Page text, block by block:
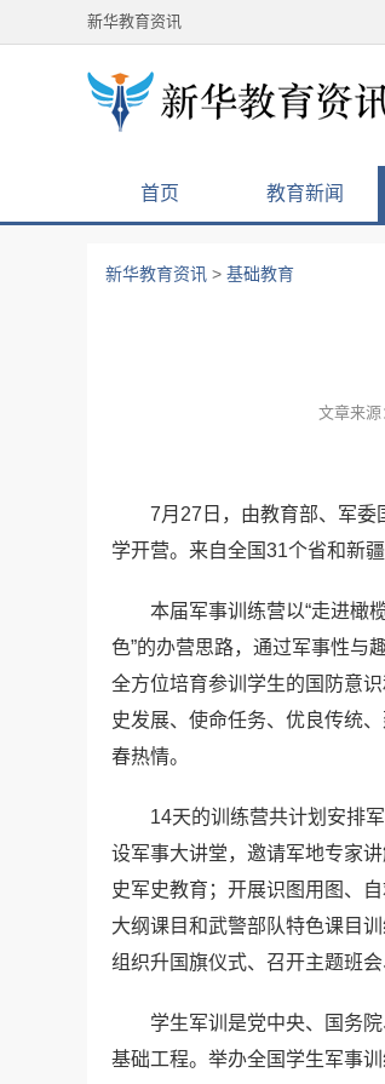
新华教育资讯
首页 教育新闻
新华教育资讯 > 基础教育
文章来
7月27日，由教育部、军委
学开营。来自全国31个省和新
本届军事训练营以“走进橄
色”的办营思路，通过军事性与
全方位培育参训学生的国防意
史发展、使命任务、优良传统
春热情。
14天的训练营共计划安排
设军事大讲堂，邀请军地专家
史军史教育；开展识图用图、
大纲课目和武警部队特色课目
组织升国旗仪式、召开主题班
学生军训是党中央、国务
基础工程。举办全国学生军事